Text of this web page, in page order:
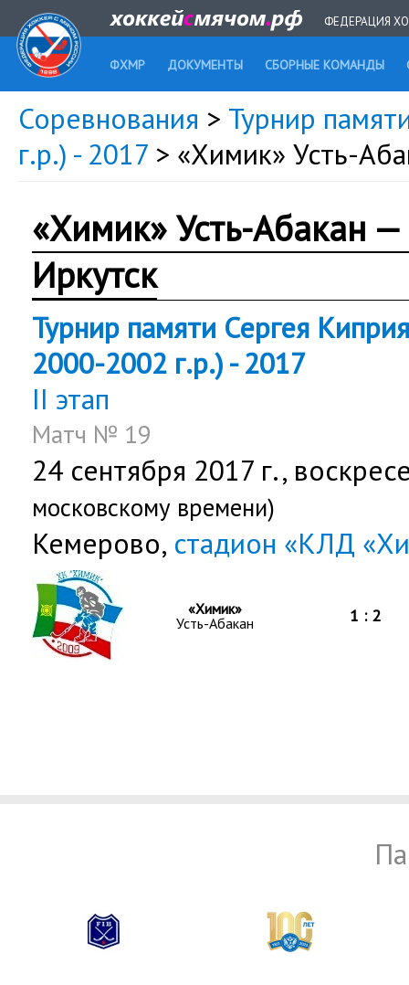
ФЕДЕРАЦИЯ
ФХМР ДОКУМЕНТЫ СБОРНЫЕ КОМАНДЫ
Соревнования > Турнир
г.р.) - 2017 > «Химик» Усть-
«Химик» Усть-Абакан
Иркутск
Турнир памяти Сергея
2000-2002 г.р.) - 2017
II этап
Матч № 19
24 сентября 2017 г.,
московскому времени)
Кемерово, стадион «КЛД
«Химик»
Усть-Абакан
1 : 2